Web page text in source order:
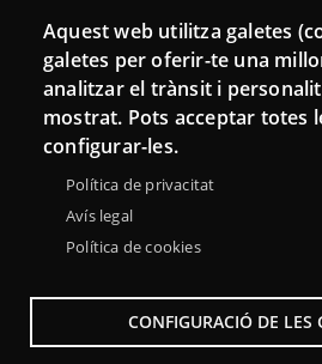
Conecta
Contacto
Hemeroteca
Aquest web utilitza galetes
galetes per oferir-te una
analitzar el trànsit i
mostrat. Pots acceptar totes
configurar-les.
Política de privacitat
Avís legal
Política de cookies
CONFIGURACIÓ DE LES